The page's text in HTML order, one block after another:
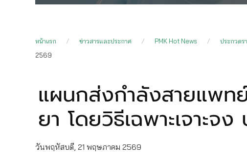
หน้าแรก ข่าวสารและประกาศ PMK Hot News ประกวดร
2569
แผนกส่งกำลังสายแพท
ยา โดยวิธีเฉพาะเจาะ
วันพฤหัสบดี, 21 พฤษภาคม 2569